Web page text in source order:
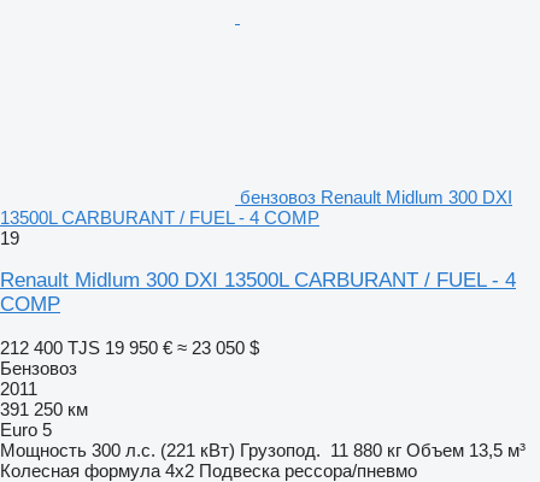
бензовоз Renault Midlum 300 DXI
13500L CARBURANT / FUEL - 4 COMP
19
Renault Midlum 300 DXI 13500L CARBURANT / FUEL - 4
COMP
212 400 TJS 19 950 € ≈ 23 050 $
Бензовоз
2011
391 250 км
Euro 5
Мощность 300 л.с. (221 кВт) Грузопод. 11 880 кг Объем 13,5 м³
Колесная формула 4x2 Подвеска рессора/пневмо